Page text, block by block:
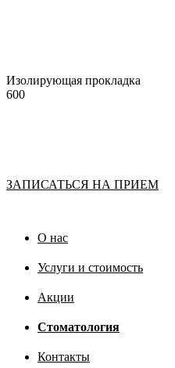
Изолирующая прокладка
600
ЗАПИСАТЬСЯ НА ПРИЕМ
О нас
Услуги и стоимость
Акции
Стоматология
Контакты